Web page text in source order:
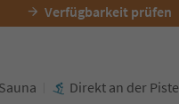
Verfügbarkeit prüfen
Direkt an der Piste